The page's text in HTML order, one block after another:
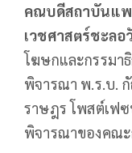
คณบดีสถาบันแ
เวชศาสตร์ชะลอ
โฆษกและกรรมา
พิจารณา พ.ร.บ.
ราษฎร โพสต์เฟ
พิจารณาของคณะ